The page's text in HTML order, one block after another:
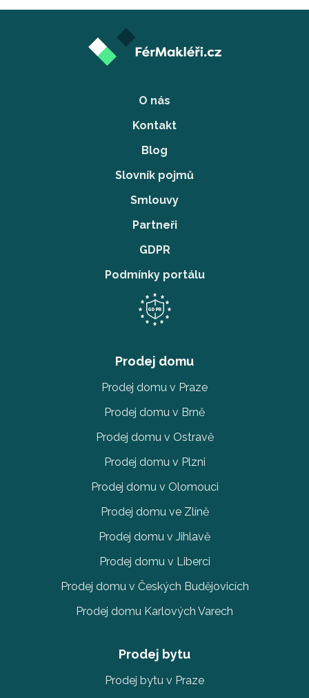
O nás
Kontakt
Blog
Slovník pojmů
Smlouvy
Partneři
GDPR
Podmínky portálu
Prodej domu
Prodej domu v Praze
Prodej domu v Brně
Prodej domu v Ostravě
Prodej domu v Plzni
Prodej domu v Olomouci
Prodej domu ve Zlíně
Prodej domu v Jihlavě
Prodej domu v Liberci
Prodej domu v Českých Budějovicích
Prodej domu Karlových Varech
Prodej bytu
Prodej bytu v Praze